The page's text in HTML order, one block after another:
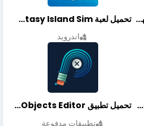
تحميل لعبة Casting Away مهكرة أخر إصدار تحميل لعبة Fantasy Island Sim مهكرة أخر إصدار
اندرويد
تحميل لعبة Gangstar New Orleans OpenWorld مهكرة أخر إصدار تحميل تطبيق Retouch Remove Objects Editor مهكرة اخر إصدار
تطبيقات مدفوعة